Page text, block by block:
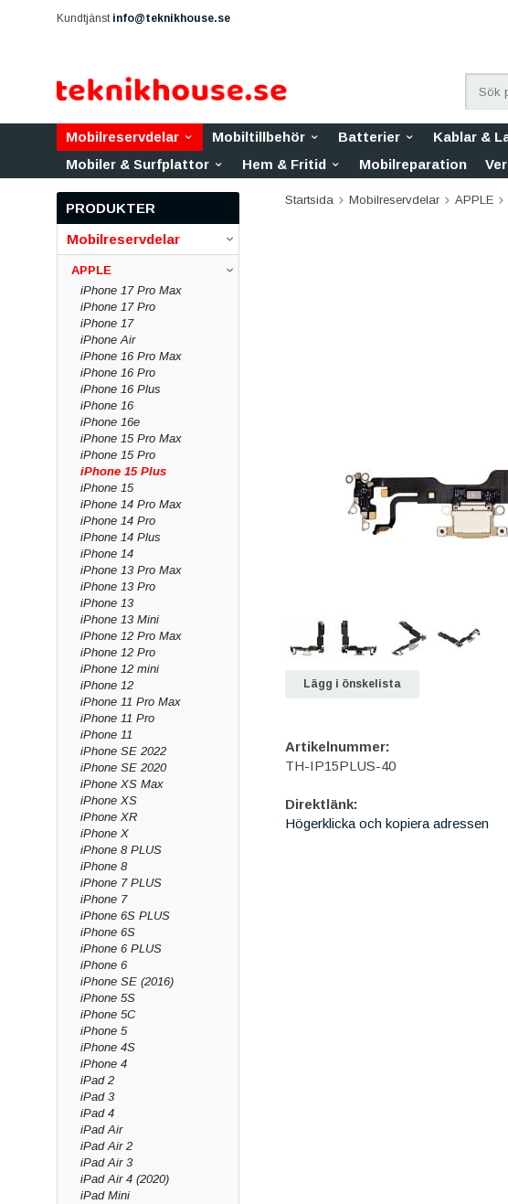
Kundtjänst info@teknikhouse.se
Mobilreservdelar Mobiltillbehör Batterier Kablar &
Mobiler & Surfplattor
Hem & Fritid Mobilreparation
PRODUKTER
Mobilreservdelar
APPLE
iPhone 17 Pro Max
iPhone 17 Pro
iPhone 17
iPhone Air
iPhone 16 Pro Max
iPhone 16 Pro
iPhone 16 Plus
iPhone 16
iPhone 16e
iPhone 15 Pro Max
iPhone 15 Pro
iPhone 15 Plus
iPhone 15
iPhone 14 Pro Max
iPhone 14 Pro
iPhone 14 Plus
iPhone 14
iPhone 13 Pro Max
iPhone 13 Pro
iPhone 13
iPhone 13 Mini
iPhone 12 Pro Max
iPhone 12 Pro
iPhone 12 mini
iPhone 12
iPhone 11 Pro Max
iPhone 11 Pro
iPhone 11
iPhone SE 2022
iPhone SE 2020
iPhone XS Max
iPhone XS
iPhone XR
iPhone X
iPhone 8 PLUS
iPhone 8
iPhone 7 PLUS
iPhone 7
iPhone 6S PLUS
iPhone 6S
iPhone 6 PLUS
iPhone 6
iPhone SE (2016)
iPhone 5S
iPhone 5C
iPhone 5
iPhone 4S
iPhone 4
iPad 2
iPad 3
iPad 4
iPad Air
iPad Air 2
iPad Air 3
iPad Air 4 (2020)
iPad Mini
Startsida Mobilreservdelar APPLE
Lägg i önskelista
Artikelnummer:
TH-IP15PLUS-40
Direktlänk:
Högerklicka och kopiera adressen